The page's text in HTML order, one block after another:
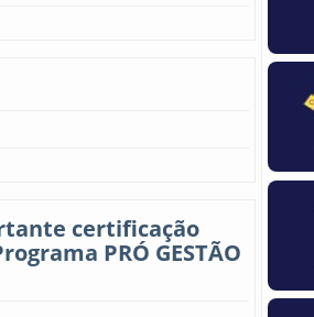
certificação
PRÓ GESTÃO